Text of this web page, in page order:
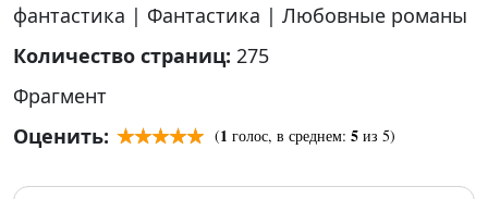
фантастика | Фантастика | Любовные романы
Количество страниц: 275
Фрагмент
Оценить:
(1 голос, в среднем: 5 из 5)